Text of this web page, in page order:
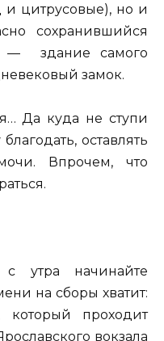
и цитрусовые), но и
сохранившийся
— здание самого
замок.
Да куда не ступи
оставлять
Впрочем, что
утра начинайте
на сборы хватит:
который проходит
вокзала